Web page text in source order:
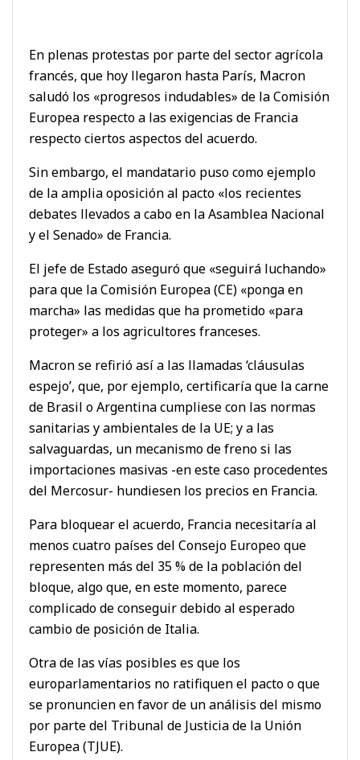
En plenas protestas por parte del sector agrícola
francés, que hoy llegaron hasta París, Macron
saludó los «progresos indudables» de la Comisión
Europea respecto a las exigencias de Francia
respecto ciertos aspectos del acuerdo.
Sin embargo, el mandatario puso como ejemplo
de la amplia oposición al pacto «los recientes
debates llevados a cabo en la Asamblea Nacional
y el Senado» de Francia.
El jefe de Estado aseguró que «seguirá luchando»
para que la Comisión Europea (CE) «ponga en
marcha» las medidas que ha prometido «para
proteger» a los agricultores franceses.
Macron se refirió así a las llamadas ‘cláusulas
espejo’, que, por ejemplo, certificaría que la carne
de Brasil o Argentina cumpliese con las normas
sanitarias y ambientales de la UE; y a las
salvaguardas, un mecanismo de freno si las
importaciones masivas -en este caso procedentes
del Mercosur- hundiesen los precios en Francia.
Para bloquear el acuerdo, Francia necesitaría al
menos cuatro países del Consejo Europeo que
representen más del 35 % de la población del
bloque, algo que, en este momento, parece
complicado de conseguir debido al esperado
cambio de posición de Italia.
Otra de las vías posibles es que los
europarlamentarios no ratifiquen el pacto o que
se pronuncien en favor de un análisis del mismo
por parte del Tribunal de Justicia de la Unión
Europea (TJUE).